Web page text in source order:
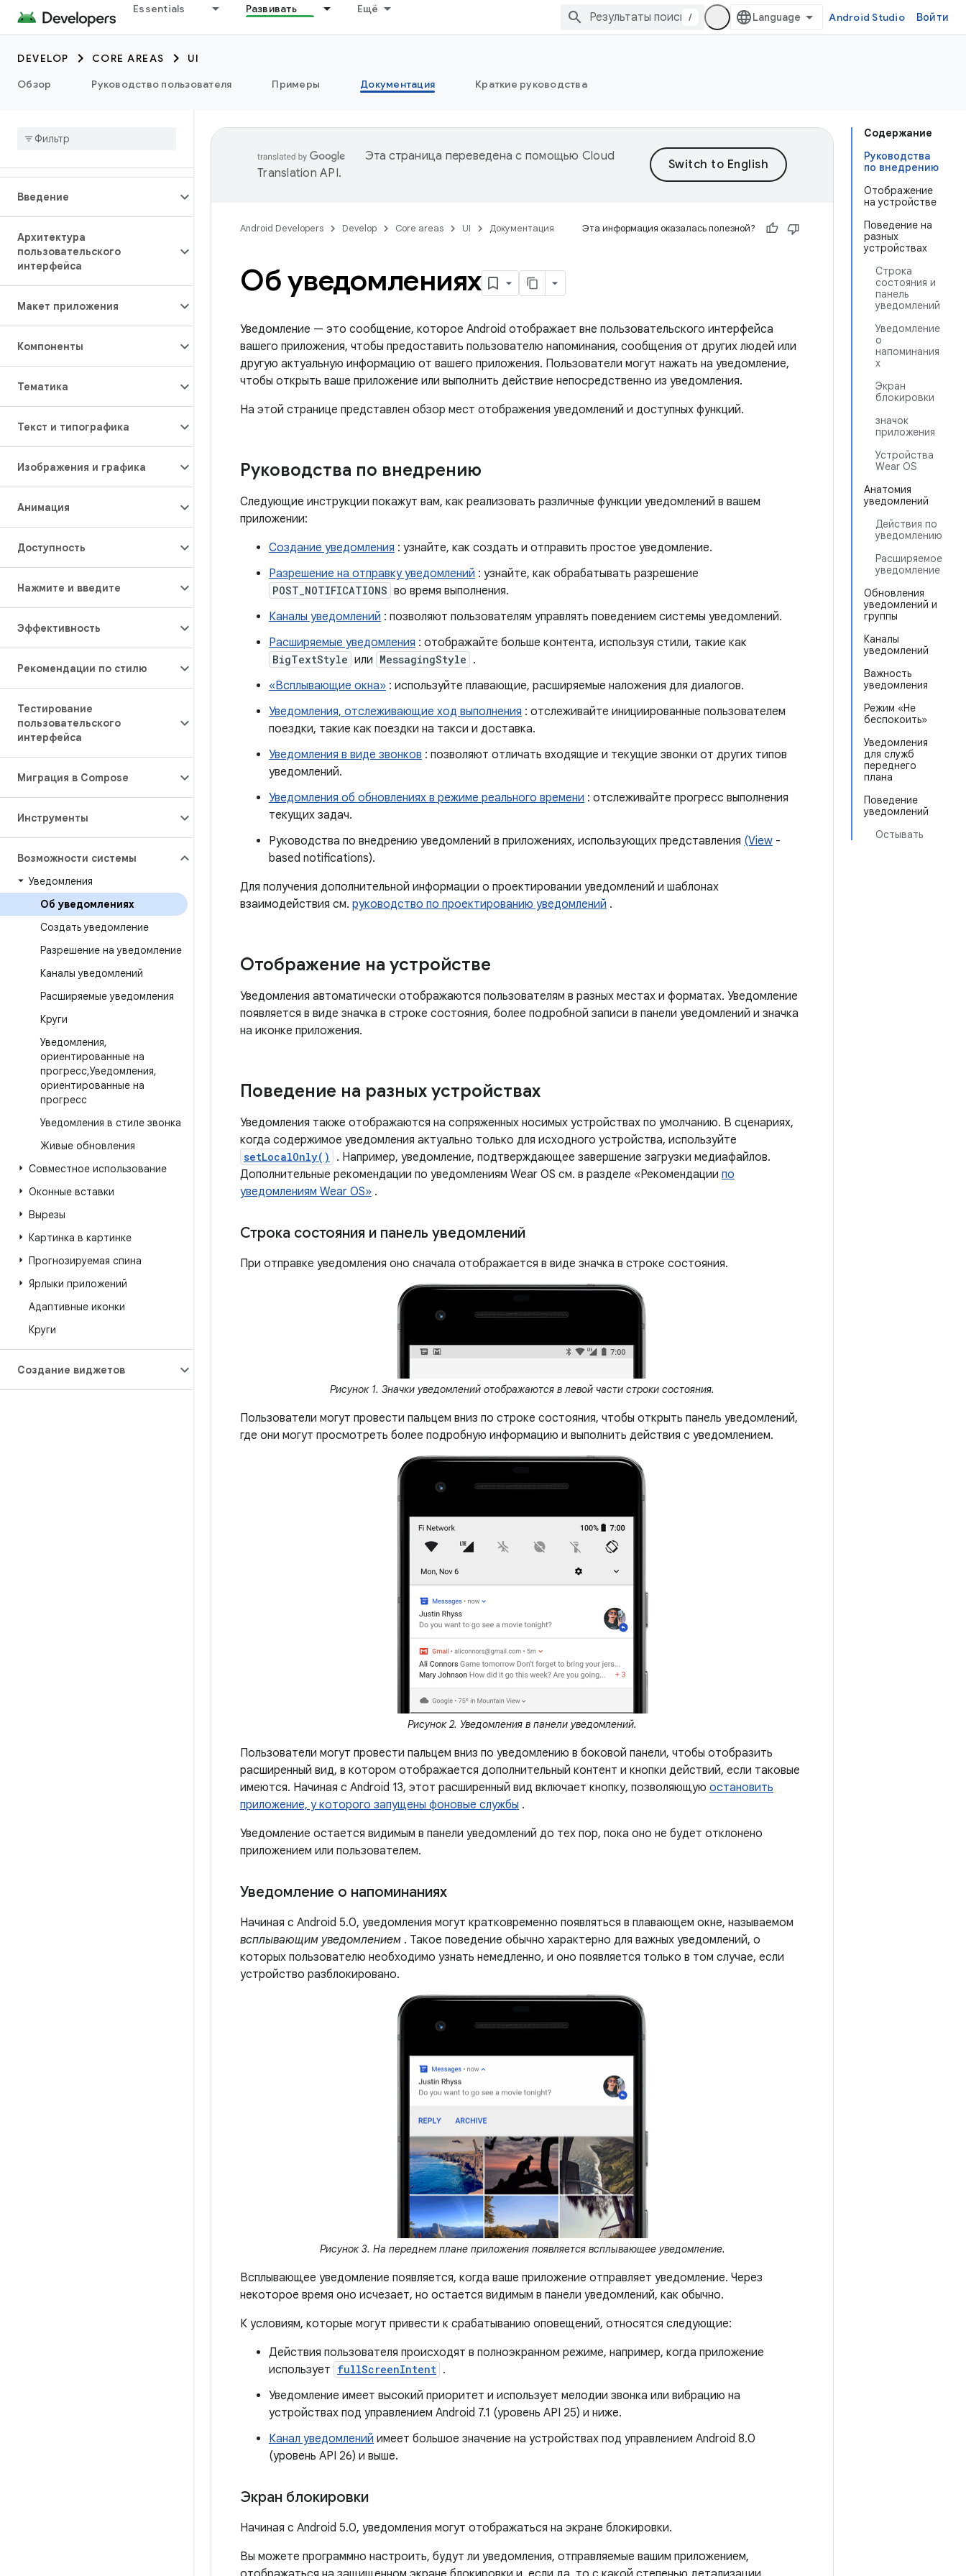
Essentials Развивать Ещё
/ Android Studio Войти
DEVELOP CORE AREAS
UI
Обзор
Руководство пользователя Примеры Документация Краткие руководства
Введение
Архитектура
пользовательского
интерфейса
Макет приложения
Компоненты
Тематика
Текст и типографика
Изображения и графика
Анимация
Доступность
Нажмите и введите
Эффективность
Рекомендации по стилю
Тестирование
пользовательского
интерфейса
Миграция в Compose
Инструменты
Возможности системы
Уведомления
Об уведомлениях
Создать уведомление
Разрешение на уведомление
Каналы уведомлений
Расширяемые уведомления
Круги
Уведомления,
ориентированные на
прогресс,Уведомления,
ориентированные на
прогресс
Уведомления в стиле звонка
Живые обновления
Совместное использование
Оконные вставки
Вырезы
Картинка в картинке
Прогнозируемая спина
Ярлыки приложений
Адаптивные иконки
Круги
Создание виджетов
Содержание
Руководства
по внедрению
Отображение
на устройстве
Поведение на
разных
устройствах
Строка
состояния и
панель
уведомлений
Уведомление
о
напоминания
х
Экран
блокировки
значок
приложения
Устройства
Wear OS
Анатомия
уведомлений
Действия по
уведомлению
Расширяемое
уведомление
Обновления
уведомлений и
группы
Каналы
уведомлений
Важность
уведомления
Режим «Не
беспокоить»
Уведомления
для служб
переднего
плана
Поведение
уведомлений
Остывать
Эта страница переведена с помощью Cloud
Translation API.
Android Developers Develop Core areas UI Документация Эта информация оказалась полезной?
Об уведомлениях
Уведомление — это сообщение, которое Android отображает вне пользовательского интерфейса
вашего приложения, чтобы предоставить пользователю напоминания, сообщения от других людей или
другую актуальную информацию от вашего приложения. Пользователи могут нажать на уведомление,
чтобы открыть ваше приложение или выполнить действие непосредственно из уведомления.
На этой странице представлен обзор мест отображения уведомлений и доступных функций.
Руководства по внедрению
Следующие инструкции покажут вам, как реализовать различные функции уведомлений в вашем
приложении:
Создание уведомления : узнайте, как создать и отправить простое уведомление.
Разрешение на отправку уведомлений : узнайте, как обрабатывать разрешение
POST_NOTIFICATIONS во время выполнения.
Каналы уведомлений : позволяют пользователям управлять поведением системы уведомлений.
Расширяемые уведомления : отображайте больше контента, используя стили, такие как
BigTextStyle или MessagingStyle .
«Всплывающие окна» : используйте плавающие, расширяемые наложения для диалогов.
Уведомления, отслеживающие ход выполнения : отслеживайте инициированные пользователем
поездки, такие как поездки на такси и доставка.
Уведомления в виде звонков : позволяют отличать входящие и текущие звонки от других типов
уведомлений.
Уведомления об обновлениях в режиме реального времени : отслеживайте прогресс выполнения
текущих задач.
Руководства по внедрению уведомлений в приложениях, использующих представления (View -
based notifications).
Для получения дополнительной информации о проектировании уведомлений и шаблонах
взаимодействия см. руководство по проектированию уведомлений .
Отображение на устройстве
Уведомления автоматически отображаются пользователям в разных местах и ​​форматах. Уведомление
появляется в виде значка в строке состояния, более подробной записи в панели уведомлений и значка
на иконке приложения.
Поведение на разных устройствах
Уведомления также отображаются на сопряженных носимых устройствах по умолчанию. В сценариях,
когда содержимое уведомления актуально только для исходного устройства, используйте
setLocalOnly()
. Например, уведомление, подтверждающее завершение загрузки медиафайлов.
Дополнительные рекомендации по уведомлениям Wear OS см. в разделе «Рекомендации по
уведомлениям Wear OS» .
Строка состояния и панель уведомлений
При отправке уведомления оно сначала отображается в виде значка в строке состояния.
Рисунок 1. Значки уведомлений отображаются в левой части строки состояния.
Пользователи могут провести пальцем вниз по строке состояния, чтобы открыть панель уведомлений,
где они могут просмотреть более подробную информацию и выполнить действия с уведомлением.
Рисунок 2. Уведомления в панели уведомлений.
Пользователи могут провести пальцем вниз по уведомлению в боковой панели, чтобы отобразить
расширенный вид, в котором отображается дополнительный контент и кнопки действий, если таковые
имеются. Начиная с Android 13, этот расширенный вид включает кнопку, позволяющую остановить
приложение, у которого запущены фоновые службы .
Уведомление остается видимым в панели уведомлений до тех пор, пока оно не будет отклонено
приложением или пользователем.
Уведомление о напоминаниях
Начиная с Android 5.0, уведомления могут кратковременно появляться в плавающем окне, называемом
всплывающим уведомлением . Такое поведение обычно характерно для важных уведомлений, о
которых пользователю необходимо узнать немедленно, и оно появляется только в том случае, если
устройство разблокировано.
Рисунок 3. На переднем плане приложения появляется всплывающее уведомление.
Всплывающее уведомление появляется, когда ваше приложение отправляет уведомление. Через
некоторое время оно исчезает, но остается видимым в панели уведомлений, как обычно.
К условиям, которые могут привести к срабатыванию оповещений, относятся следующие:
Действия пользователя происходят в полноэкранном режиме, например, когда приложение
использует fullScreenIntent .
Уведомление имеет высокий приоритет и использует мелодии звонка или вибрацию на
устройствах под управлением Android 7.1 (уровень API 25) и ниже.
Канал уведомлений имеет большое значение на устройствах под управлением Android 8.0
(уровень API 26) и выше.
Экран блокировки
Начиная с Android 5.0, уведомления могут отображаться на экране блокировки.
Вы можете программно настроить, будут ли уведомления, отправляемые вашим приложением,